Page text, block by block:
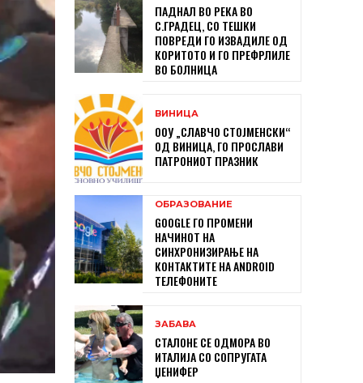
ПАДНАЛ ВО РЕКА ВО
С.ГРАДЕЦ, СО ТЕШКИ
ПОВРЕДИ ГО ИЗВАДИЛЕ ОД
КОРИТОТО И ГО ПРЕФРЛИЛЕ
ВО БОЛНИЦА
ВИНИЦА
ООУ „СЛАВЧО СТОЈМЕНСКИ“
ОД ВИНИЦА, ГО ПРОСЛАВИ
ПАТРОНИОТ ПРАЗНИК
ОБРАЗОВАНИЕ
GOOGLE ГО ПРОМЕНИ
НАЧИНОТ НА
СИНХРОНИЗИРАЊЕ НА
КОНТАКТИТЕ НА ANDROID
ТЕЛЕФОНИТЕ
ЗАБАВА
СТАЛОНЕ СЕ ОДМОРА ВО
ИТАЛИЈА СО СОПРУГАТА
ЏЕНИФЕР